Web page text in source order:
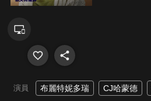
演員 布麗特妮多瑞 CJ哈蒙德